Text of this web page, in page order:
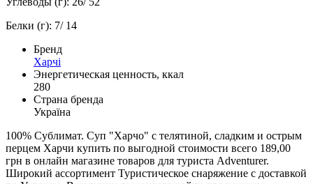
Белки (г): 7/ 14
Бренд
Харчі
Энергетическая ценность, ккал
280
Страна бренда
Україна
100% Сублимат. Суп "Харчо" с телятиной, сладким и острым
перцем Харчи купить по выгодной стоимости всего 189,00
грн в онлайн магазине товаров для туриста Adventurer.
Широкий ассортимент Туристическое снаряжение с доставкой